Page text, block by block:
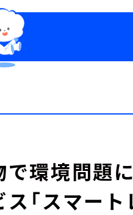
Podcast
で環境問題
「スマート